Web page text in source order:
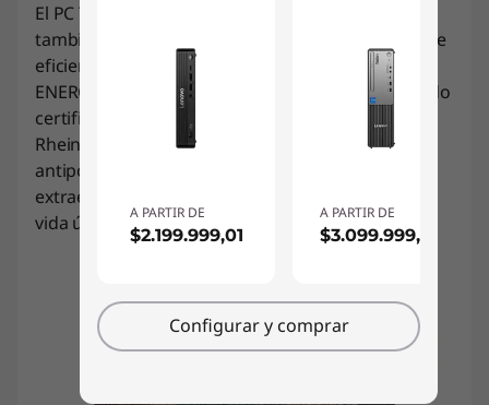
El PC ThinkCentre M70q Tiny de 4.ª generación
también cumple con varios estándares globales de
eficiencia energética, salud y seguridad, incluidos
ENERGY STAR® 8.0 y EPEAT® Gold. Además, ha sido
certificado con bajo nivel de ruido por TÜV
Rheinland. También incluye la opción del filtro
antipolvo para ThinkCentre Tiny, que es fácil de
extraer, lavar y reemplazar, y ayuda a prolongar la
vida útil de tu PC.
A PARTIR DE
$2.199.999,01
A PARTIR DE
$3.099.999,00
Configurar y comprar